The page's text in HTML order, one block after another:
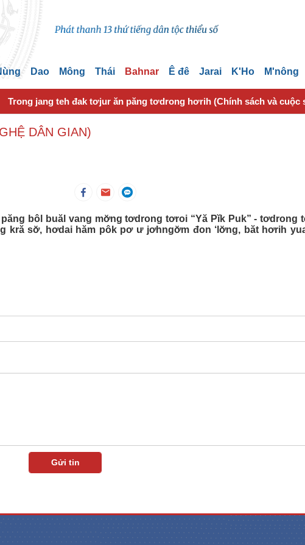
Dao Mông Thái Bahnar Ê đê Jarai K'Ho M'nông
Trong jang teh đak tơjur ăn păng tơdrong hơrih (Chính sách và cuộc
DÂN GIAN)
bôl buăl vang mơ̆ng tơdrong tơroi “Yă Pĭk Puk” - tơdrong
kră sơ̆, hơdai hăm pôk pơ ư jơhngơ̆m đon ‘lơ̆ng, băt hơrih